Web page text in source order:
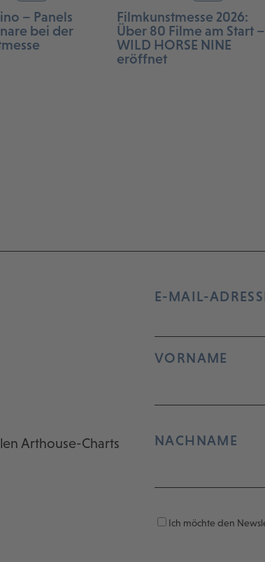
– Panels
bei der
Filmkunstmesse 2026:
Über 80 Filme am Start –
WILD HORSE NINE
eröffnet
Arthouse-Charts
E-MAIL-
VORNAME
NACHNAME
Ich möchte den